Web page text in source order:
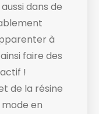
dans de
à
faire des
!
de la résine
en